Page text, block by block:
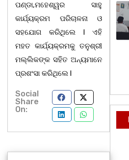
ପଣ୍ଡା,ମହେଶ୍ୱର ସାହୁ
କାର୍ଯ୍ୟକ୍ରମ ପରିଚାଳନା ଓ
ସହଯୋଗ କରିଥିଲେ l ଏହି
ମହତ କାର୍ଯ୍ୟକ୍ରମକୁ ତନୁଶ୍ରୀ
ମଲ୍ଲିକଙ୍କ ସହିତ ଅନ୍ୟମାନେ
ପ୍ରଶଂସା କରିଥିଲେ l
Social
Share
On: